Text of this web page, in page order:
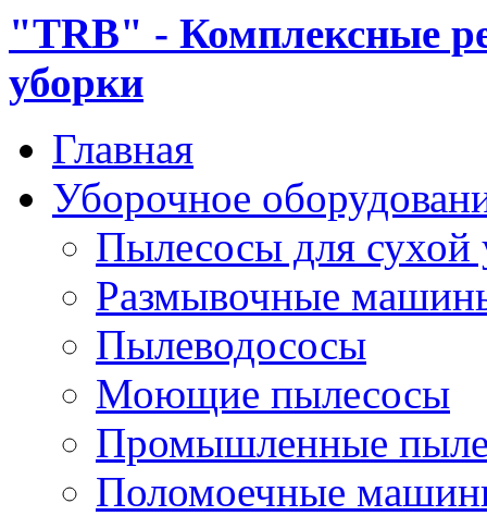
"TRB" - Комплексные
уборки
Главная
Уборочное
Пылесосы для сухой
Размывочные
Пылеводососы
Моющие пылесосы
Промышленные
Поломоечные